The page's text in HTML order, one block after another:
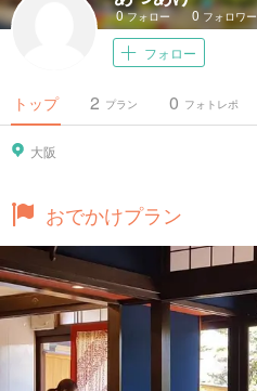
0フォロー 0 フォロワー
フォロー
トップ プラン
2 フォトレポ
0
大阪
おでかけプラン